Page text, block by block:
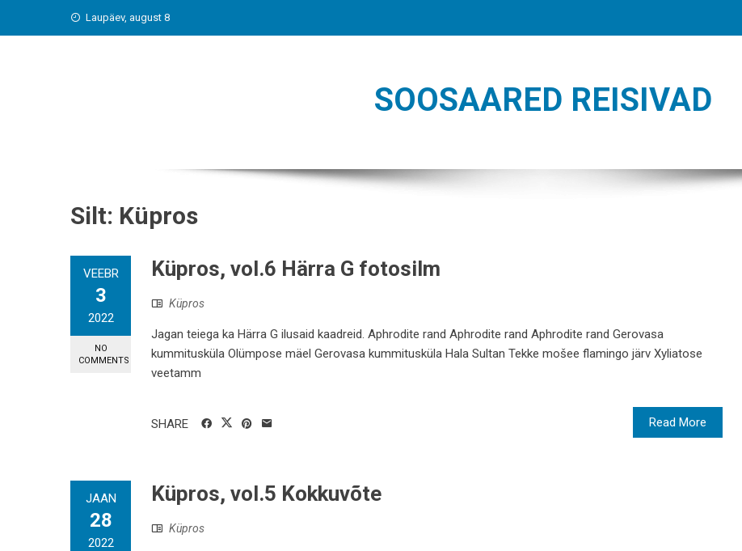
Laupäev, august 8
SOOSAARED REISIVAD
Silt: Küpros
VEEBR
3
2022
NO
COMMENTS
Küpros, vol.6 Härra G fotosilm
Küpros
Jagan teiega ka Härra G ilusaid kaadreid. Aphrodite rand Aphrodite rand Aphrodite rand Gerovasa
kummitusküla Olümpose mäel Gerovasa kummitusküla Hala Sultan Tekke mošee flamingo järv Xyliatose
veetamm
Read More
SHARE
JAAN
28
2022
Küpros, vol.5 Kokkuvõte
Küpros